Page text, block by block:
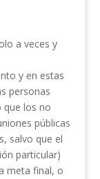
a veces y
y en estas
personas
que los no
públicas
salvo que el
particular)
meta final, o